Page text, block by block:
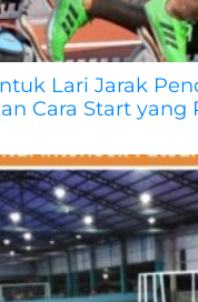
Lari Jarak
Cara Start yang